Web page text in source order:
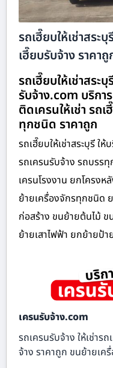
รถเฮี๊ยบให้เช่าสระ
เฮี๊ยบรับจ้าง ราคาถู
รถเฮี๊ยบให้เช่าสระ
รับจ้าง.com บริกา
ติดเครนให้เช่า รถ
ทุกชนิด ราคาถูก
รถเฮี๊ยบให้เช่าสระบุรี ใ
รถเครนรับจ้าง รถบรรทุ
เครนโรงงาน ยกโครงห
ย้ายเครื่องจักรทุกชนิด
ก่อสร้าง ขนย้ายต้นไม้
ย้ายเสาไฟฟ้า ยกย้ายป้
เครนรับจ้าง.com
รถเครนรับจ้าง ให้เช่าร
จ้าง ราคาถูก ขนย้ายเค